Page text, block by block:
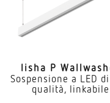
lisha P
Sospensione a LED
qualità, linkabile